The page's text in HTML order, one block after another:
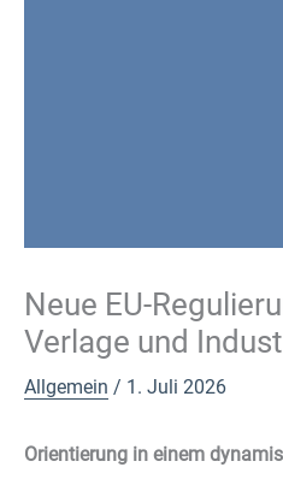
Neue EU-
Verlage und
Allgemein / 1. Juli 2026
Orientierung in einem